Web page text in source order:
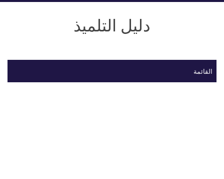
دليل التلميذ
القائمة